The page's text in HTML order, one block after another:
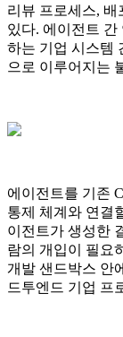
리뷰 프로세스, 배
있다. 에이전트
하는 기업 시스템
으로 이루어지는
에이전트를 기존
통제 체계와 연결
이전트가 생성한
람의 개입이 필요
개발 샌드박스 안
드투엔드 기업 프